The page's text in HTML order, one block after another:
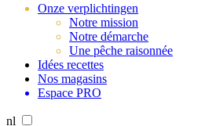
Onze verplichtingen
Notre mission
Notre démarche
Une pêche raisonnée
Idées recettes
Nos magasins
Espace PRO
nl